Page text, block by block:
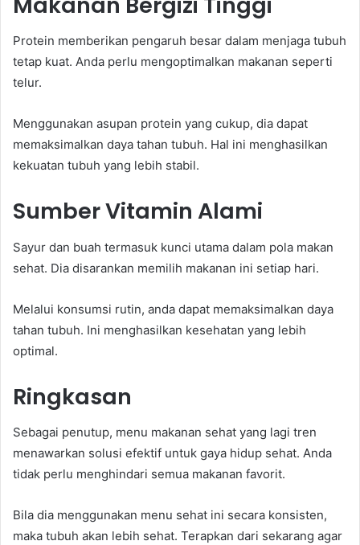
Protein memberikan pengaruh besar dalam menjaga tubuh
tetap kuat. Anda perlu mengoptimalkan makanan seperti
telur.
Menggunakan asupan protein yang cukup, dia dapat
memaksimalkan daya tahan tubuh. Hal ini menghasilkan
kekuatan tubuh yang lebih stabil.
Sumber Vitamin Alami
Sayur dan buah termasuk kunci utama dalam pola makan
sehat. Dia disarankan memilih makanan ini setiap hari.
Melalui konsumsi rutin, anda dapat memaksimalkan daya
tahan tubuh. Ini menghasilkan kesehatan yang lebih
optimal.
Ringkasan
Sebagai penutup, menu makanan sehat yang lagi tren
menawarkan solusi efektif untuk gaya hidup sehat. Anda
tidak perlu menghindari semua makanan favorit.
Bila dia menggunakan menu sehat ini secara konsisten,
maka tubuh akan lebih sehat. Terapkan dari sekarang agar